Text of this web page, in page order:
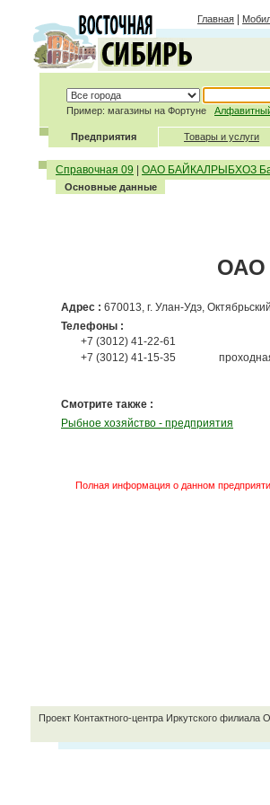
Главная
Пример: магазины на Фортуне
Предприятия Товары и услуги
Справочная 09 ОАО БАЙКАЛРЫБХОЗ
Основные данные
ОАО
Адрес : 670013, г. Улан-Удэ,
Телефоны :
+7 (3012) 41-22-61
+7 (3012) 41-15-35
Смотрите также :
Рыбное хозяйство - предприятия
Полная информация о данном
Проект Контактного-центра Иркутского